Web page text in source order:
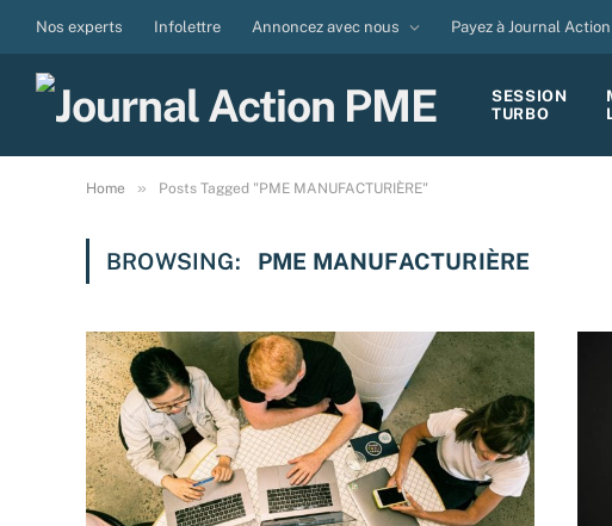
Nos experts Infolettre Annoncez avec nous Payez à Journal
SESSION
TURBO
Home » Posts Tagged "PME MANUFACTURIÈRE"
BROWSING: PME MANUFACTURIÈRE